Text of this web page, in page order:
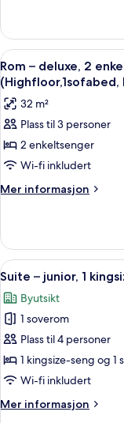
tårn
(HighFloor,
Eiffel
Tower
View)
–
deluxe,
1
kingsize-
seng,
balkong,
tårn
Eiffel
Tower
Åpne
alle
bildene
av
Rom
–
deluxe,
2
tårn
Eiffel
Tower
View)
5
Rom – deluxe, 2
32 m²
Plass til 3 personer
2 enkeltsenger
Wi-fi inkludert
Mer informasjon
Mer
–
deluxe,
2
enkeltsenger,
balkong,
tårn
Eiffel
Tower
View)
Åpne
alle
bildene
av
Suite
–
junior,
kingsize-
8
Suite – junior, 1
Byutsikt
1 soverom
Plass til 4 personer
1 kingsize-seng og 1
Wi-fi inkludert
Mer informasjon
Mer